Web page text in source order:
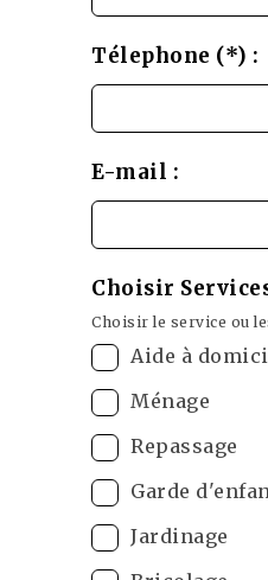
Télephone (*) :
E-mail :
Choisir
Choisir le service ou
Aide à
Ménage
Repassage
Garde
Jardinage